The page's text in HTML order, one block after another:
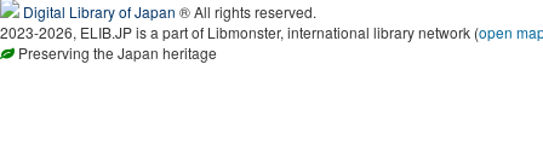
Digital Library of Japan ® All rights reserved.
2023-2026, ELIB.JP is a part of Libmonster, international library network (open
Preserving the Japan heritage